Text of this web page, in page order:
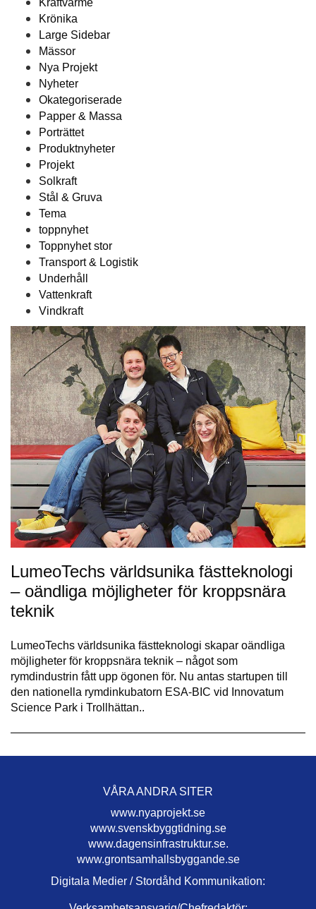
Kraftvärme
Krönika
Large Sidebar
Mässor
Nya Projekt
Nyheter
Okategoriserade
Papper & Massa
Porträttet
Produktnyheter
Projekt
Solkraft
Stål & Gruva
Tema
toppnyhet
Toppnyhet stor
Transport & Logistik
Underhåll
Vattenkraft
Vindkraft
LumeoTechs världsunika fästteknologi
– oändliga möjligheter för kroppsnära
teknik
LumeoTechs världsunika fästteknologi skapar oändliga
möjligheter för kroppsnära teknik – något som
rymdindustrin fått upp ögonen för. Nu antas startupen till
den nationella rymdinkubatorn ESA-BIC vid Innovatum
Science Park i Trollhättan..
VÅRA ANDRA SITER
www.nyaprojekt.se
www.svenskbyggtidning.se
www.dagensinfrastruktur.se.
www.grontsamhallsbyggande.se
Digitala Medier / Stordåhd Kommunikation: